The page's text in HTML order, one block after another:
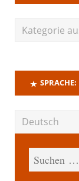
SPRACHE: